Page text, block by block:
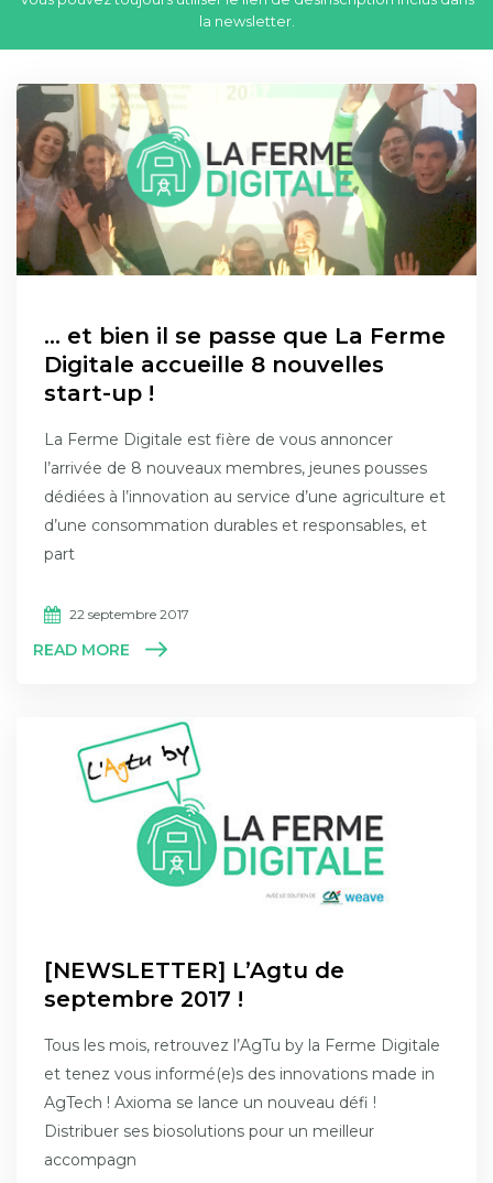
la newsletter.
… et bien il se passe que La Ferme
Digitale accueille 8 nouvelles
start-up !
La Ferme Digitale est fière de vous annoncer
l’arrivée de 8 nouveaux membres, jeunes pousses
dédiées à l’innovation au service d’une agriculture et
d’une consommation durables et responsables, et
part
22 septembre 2017
READ MORE
[NEWSLETTER] L’Agtu de
septembre 2017 !
Tous les mois, retrouvez l’AgTu by la Ferme Digitale
et tenez vous informé(e)s des innovations made in
AgTech ! Axioma se lance un nouveau défi !
Distribuer ses biosolutions pour un meilleur
accompagn